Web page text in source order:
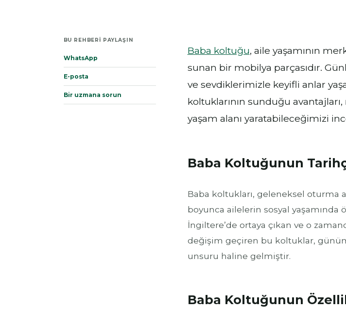
BU REHBERI PAYLAŞIN
WhatsApp
E-posta
Bir uzmana sorun
Baba koltuğu, aile yaşamının
sunan bir mobilya parçasıdır.
ve sevdiklerimizle keyifli anlar
koltuklarının sunduğu
yaşam alanı yaratabileceğimizi
Baba Koltuğunun
Baba koltukları, geleneksel oturma
boyunca ailelerin sosyal yaşamında
İngiltere’de ortaya çıkan ve o
değişim geçiren bu koltuklar,
unsuru haline gelmiştir.
Baba Koltuğunun